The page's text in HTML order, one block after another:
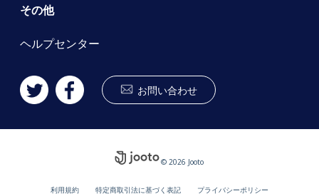
その他
ヘルプセンター
お問い合わせ
© 2026 Jooto
利用規約 特定商取引法に基づく表記 プライバシーポリシー